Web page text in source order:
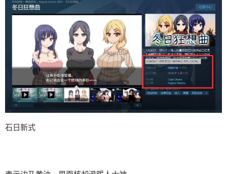
石日新式